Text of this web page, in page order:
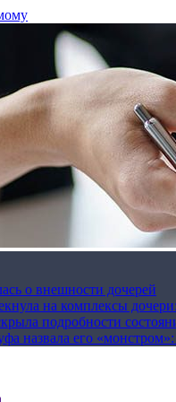
о внешности дочерей
на комплексы
подробности
назвала его